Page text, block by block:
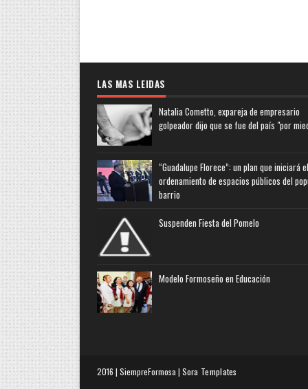
LAS MAS LEIDAS
Natalia Cometto, expareja de empresario
golpeador dijo que se fue del país "por
“Guadalupe Florece”: un plan que iniciará el
ordenamiento de espacios públicos del
barrio
Suspenden Fiesta del Pomelo
Modelo Formoseño en Educación
2016 | SiempreFormosa | Sora Templates